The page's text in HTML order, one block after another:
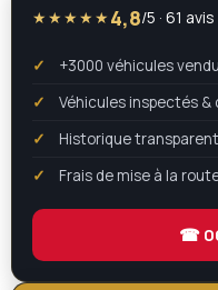
★★★★★ 4,8/5 · 61
+3000 véhicules
Véhicules inspectés
Historique
Frais de mise à la
☎